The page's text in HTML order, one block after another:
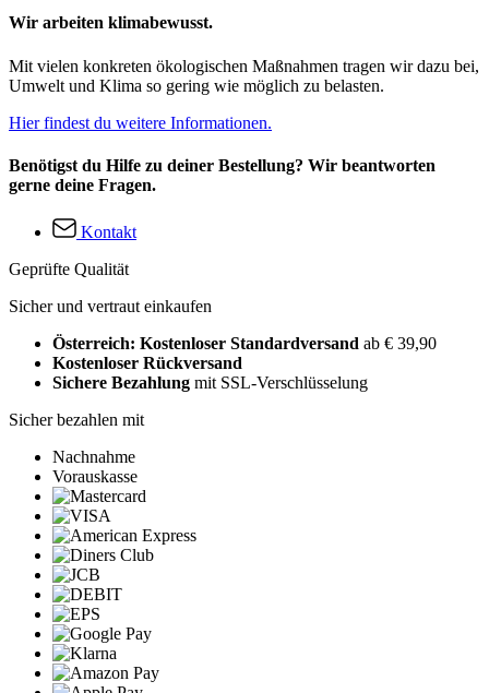
Wir arbeiten klimabewusst.
Mit vielen konkreten ökologischen Maßnahmen tragen wir dazu bei,
Umwelt und Klima so gering wie möglich zu belasten.
Hier findest du weitere Informationen.
Benötigst du Hilfe zu deiner Bestellung? Wir beantworten
gerne deine Fragen.
Kontakt
Geprüfte Qualität
Sicher und vertraut einkaufen
Österreich: Kostenloser Standardversand ab € 39,90
Kostenloser Rückversand
Sichere Bezahlung mit SSL-Verschlüsselung
Sicher bezahlen mit
Nachnahme
Vorauskasse